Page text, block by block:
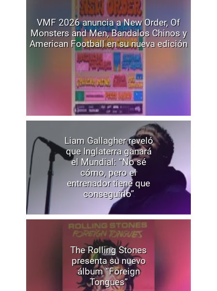
VMF 2026 anuncia a New Order, Of
Monsters and Men, Bandalos Chinos y
American Football en su nueva edición
Liam Gallagher reveló
que Inglaterra ganará
el Mundial: “No sé
cómo, pero el
entrenador tiene que
conseguirlo”
The Rolling Stones
presenta su nuevo
álbum “Foreign
Tongues”